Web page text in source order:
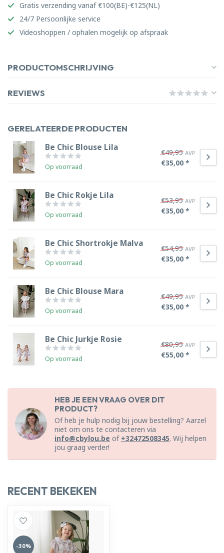
Gratis verzending vanaf €100(BE)-€125(NL)
24/7 Persoonlijke service
Videoshoppen / ophalen mogelijk op afspraak
PRODUCTOMSCHRIJVING
REVIEWS
GERELATEERDE PRODUCTEN
Be Chic Blouse Lila
Op voorraad
€49,95 AVP
€35,00 *
Be Chic Rokje Lila
Op voorraad
€53,95 AVP
€35,00 *
Be Chic Shortrokje Malva
Op voorraad
€54,95 AVP
€35,00 *
Be Chic Blouse Mara
Op voorraad
€49,95 AVP
€35,00 *
Be Chic Jurkje Rosie
Op voorraad
€80,95 AVP
€55,00 *
HEB JE EEN VRAAG OVER DIT
PRODUCT?
Of heb je hulp nodig bij jouw bestelling? Aarzel
niet om ons te contacteren via
info@cbylou.be of +32472508345. Wij helpen
jou graag verder!
RECENT BEKEKEN
-30%